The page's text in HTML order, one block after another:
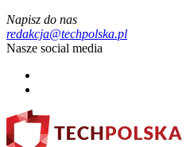
Napisz do nas
redakcja@techpolska.pl
Nasze social media